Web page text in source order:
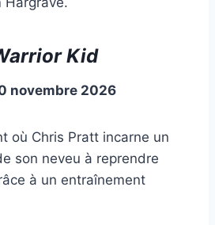
Kid
novembre 2026
où Chris Pratt incarne un
son neveu à reprendre
à un entraînement